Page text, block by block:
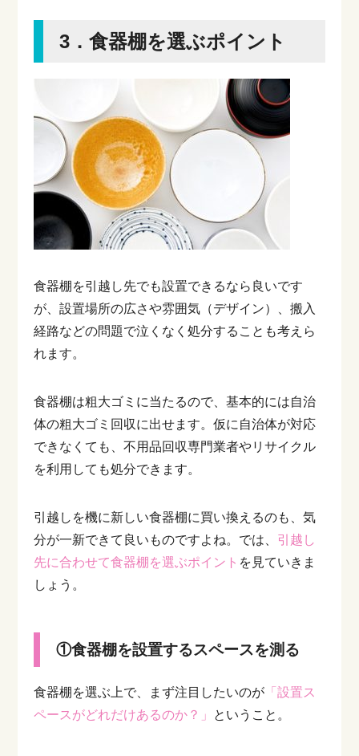
3．食器棚を選ぶポイント
食器棚を引越し先でも設置できるなら良いです
が、設置場所の広さや雰囲気（デザイン）、搬入
経路などの問題で泣くなく処分することも考えら
れます。
食器棚は粗大ゴミに当たるので、基本的には自治
体の粗大ゴミ回収に出せます。仮に自治体が対応
できなくても、不用品回収専門業者やリサイクル
を利用しても処分できます。
引越しを機に新しい食器棚に買い換えるのも、気
分が一新できて良いものですよね。では、 引越し
先に合わせて食器棚を選ぶポイント を見ていきま
しょう。
①食器棚を設置するスペースを測る
食器棚を選ぶ上で、まず注目したいのが 「設置ス
ペースがどれだけあるのか？」 ということ。